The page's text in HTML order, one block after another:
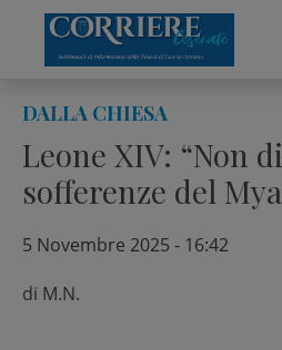
content
DALLA CHIESA
Leone XIV: “Non
sofferenze del
5 Novembre 2025 - 16:42
di M.N.